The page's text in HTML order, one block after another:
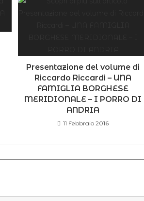
Presentazione del volume di
Riccardo Riccardi – UNA
FAMIGLIA BORGHESE
MERIDIONALE – I PORRO DI
ANDRIA
11 Febbraio 2016